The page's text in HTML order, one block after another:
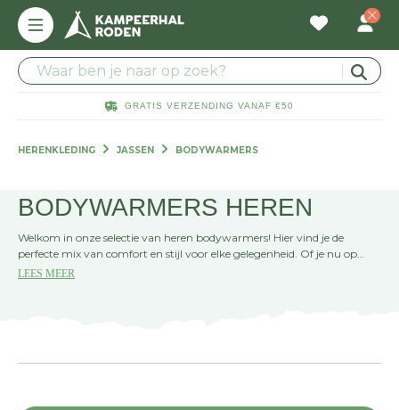
GRATIS VERZENDING VANAF €50
HERENKLEDING JASSEN BODYWARMERS
BODYWARMERS HEREN
Welkom in onze selectie van heren bodywarmers! Hier vind je de
perfecte mix van comfort en stijl voor elke gelegenheid. Of je nu op
zoek bent naar extra warmte tijdens buitenactiviteiten of een
LEES MEER